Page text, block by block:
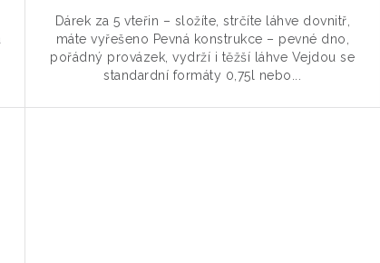
Dárek za 5 vteřin – složíte, strčíte láhve dovnitř,
máte vyřešeno Pevná konstrukce – pevné dno,
pořádný provázek, vydrží i těžší láhve Vejdou se
standardní formáty 0,75l nebo...